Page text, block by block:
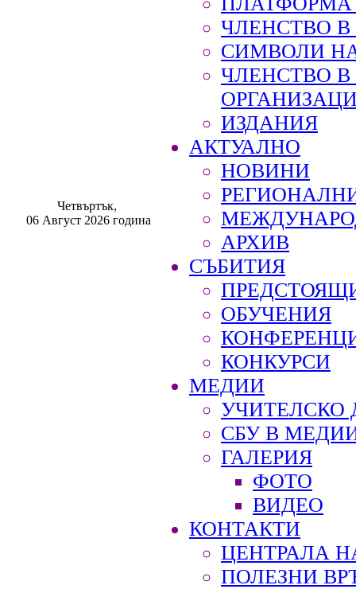
Четвъртък,
06 Август 2026 година
ЧЛЕНСТВО В
СИМВОЛИ
ЧЛЕНСТВО
ИЗДАНИЯ
АКТУАЛНО
НОВИНИ
АРХИВ
СЪБИТИЯ
ОБУЧЕНИЯ
КОНКУРСИ
МЕДИИ
УЧИТЕЛСКО
СБУ В
ГАЛЕРИЯ
ФОТО
ВИДЕО
КОНТАКТИ
ЦЕНТРАЛА
ПОЛЕЗНИ